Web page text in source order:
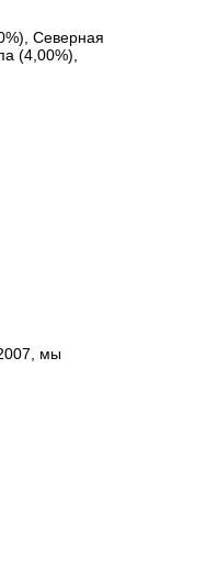
Северная
(4,00%),
мы